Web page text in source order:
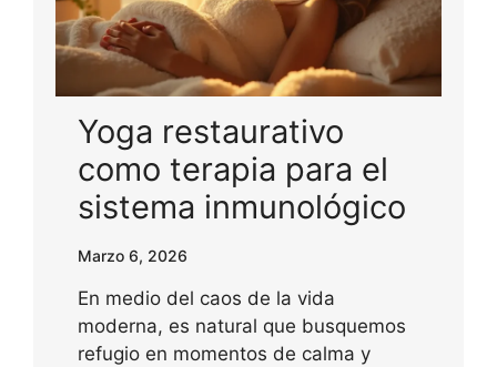
Yoga restaurativo
como terapia para el
sistema inmunológico
Marzo 6, 2026
En medio del caos de la vida
moderna, es natural que busquemos
refugio en momentos de calma y